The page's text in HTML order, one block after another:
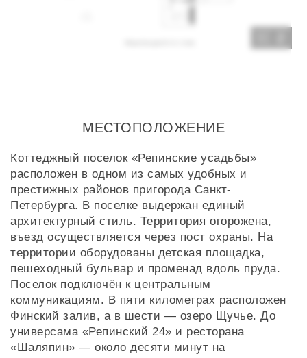
МЕСТОПОЛОЖЕНИЕ
Коттеджный поселок «Репинские усадьбы»
расположен в одном из самых удобных и
престижных районов пригорода Санкт-
Петербурга. В поселке выдержан единый
архитектурный стиль. Территория огорожена,
въезд осуществляется через пост охраны. На
территории оборудованы детская площадка,
пешеходный бульвар и променад вдоль пруда.
Поселок подключён к центральным
коммуникациям. В пяти километрах расположен
Финский залив, а в шести — озеро Щучье. До
универсама «Репинский 24» и ресторана
«Шаляпин» — около десяти минут на